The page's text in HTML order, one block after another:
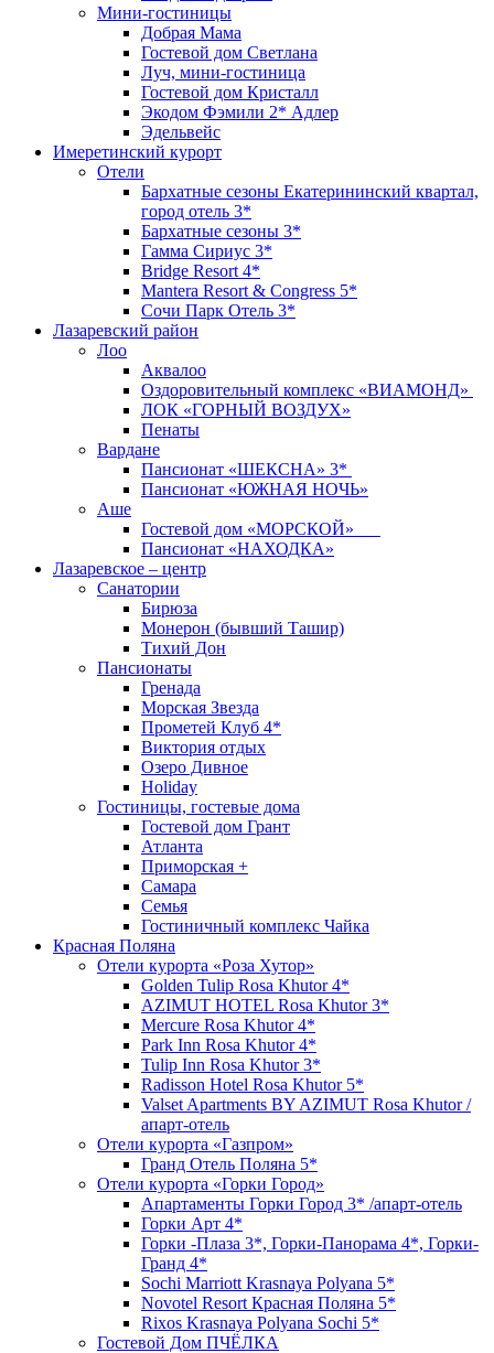
Мини-гостиницы
Добрая Мама
Гостевой дом Светлана
Луч, мини-гостиница
Гостевой дом Кристалл
Экодом Фэмили 2* Адлер
Эдельвейс
Имеретинский курорт
Отели
Бархатные сезоны Екатерининский квартал,
город отель 3*
Бархатные сезоны 3*
Гамма Сириус 3*
Bridge Resort 4*
Mantera Resort & Congress 5*
Сочи Парк Отель 3*
Лазаревский район
Лоо
Аквалоо
Оздоровительный комплекс «ВИАМОНД»
ЛОК «ГОРНЫЙ ВОЗДУХ»
Пенаты
Вардане
Пансионат «ШЕКСНА» 3*
Пансионат «ЮЖНАЯ НОЧЬ»
Аше
Гостевой дом «МОРСКОЙ»
Пансионат «НАХОДКА»
Лазаревское – центр
Санатории
Бирюза
Монерон (бывший Ташир)
Тихий Дон
Пансионаты
Гренада
Морская Звезда
Прометей Клуб 4*
Виктория отдых
Озеро Дивное
Holiday
Гостиницы, гостевые дома
Гостевой дом Грант
Атланта
Приморская +
Самара
Семья
Гостиничный комплекс Чайка
Красная Поляна
Отели курорта «Роза Хутор»
Golden Tulip Rosa Khutor 4*
AZIMUT HOTEL Rosa Khutor 3*
Mercure Rosa Khutor 4*
Park Inn Rosa Khutor 4*
Tulip Inn Rosa Khutor 3*
Radisson Hotel Rosa Khutor 5*
Valset Apartments BY AZIMUT Rosa Khutor /
апарт-отель
Отели курорта «Газпром»
Гранд Отель Поляна 5*
Отели курорта «Горки Город»
Апартаменты Горки Город 3* /апарт-отель
Горки Арт 4*
Горки -Плаза 3*, Горки-Панорама 4*, Горки-
Гранд 4*
Sochi Marriott Krasnaya Polyana 5*
Novotel Resort Красная Поляна 5*
Rixos Krasnaya Polyana Sochi 5*
Гостевой Дом ПЧЁЛКА